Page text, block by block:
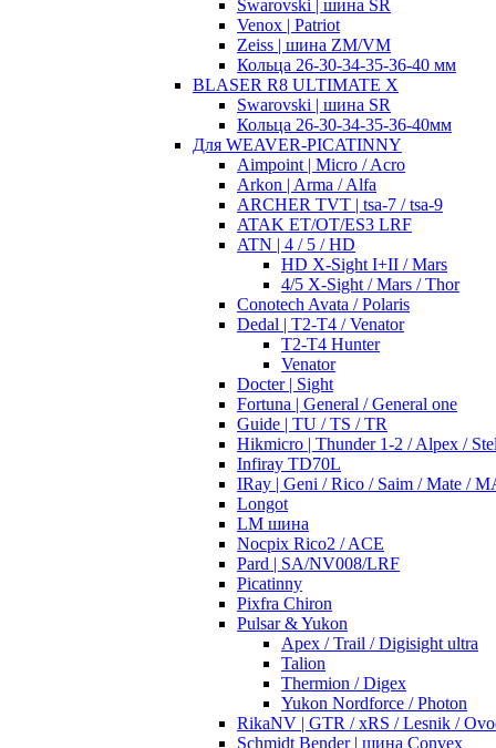
Swarovski | шина SR
Venox | Patriot
Zeiss | шина ZM/VM
Кольца 26-30-34-35-36-40 мм
BLASER R8 ULTIMATE X
Swarovski | шина SR
Кольца 26-30-34-35-36-40мм
Для WEAVER-PICATINNY
Aimpoint | Micro / Acro
Arkon | Arma / Alfa
ARCHER TVT | tsa-7 / tsa-9
ATAK ET/OT/ES3 LRF
ATN | 4 / 5 / HD
HD X-Sight I+II / Mars
4/5 X-Sight / Mars / Thor
Conotech Avata / Polaris
Dedal | T2-T4 / Venator
T2-T4 Hunter
Venator
Docter | Sight
Fortuna | General / General one
Guide | TU / TS / TR
Hikmicro | Thunder 1-2 / Alpex /
Infiray TD70L
IRay | Geni / Rico / Saim / Mate /
Longot
LM шина
Nocpix Rico2 / ACE
Pard | SA/NV008/LRF
Picatinny
Pixfra Chiron
Pulsar & Yukon
Apex / Trail / Digisight ultra
Talion
Thermion / Digex
Yukon Nordforce / Photon
RikaNV | GTR / xRS / Lesnik /
Schmidt Bender | шина Convex